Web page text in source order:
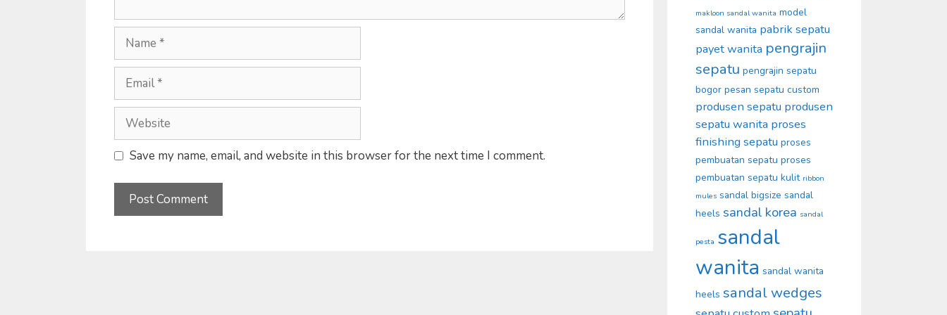
Name
Email
Website
Save my name, email, and website in this browser for the next time I comment.
makloon sandal wanita model
sandal wanita pabrik sepatu
payet wanita pengrajin
sepatu pengrajin sepatu
bogor pesan sepatu custom
produsen sepatu produsen
sepatu wanita proses
finishing sepatu proses
pembuatan sepatu proses
pembuatan sepatu kulit ribbon
mules sandal bigsize sandal
heels sandal korea sandal
pesta sandal
wanita sandal wanita
heels sandal wedges